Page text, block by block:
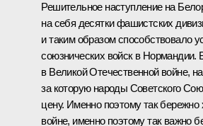
Решительное наступление на
на себя десятки фашистских
и таким образом способствовало
союзнических войск в
в Великой Отечественной войне,
за которую народы Советского
цену. Именно поэтому так бережно
войне, именно поэтому так важно